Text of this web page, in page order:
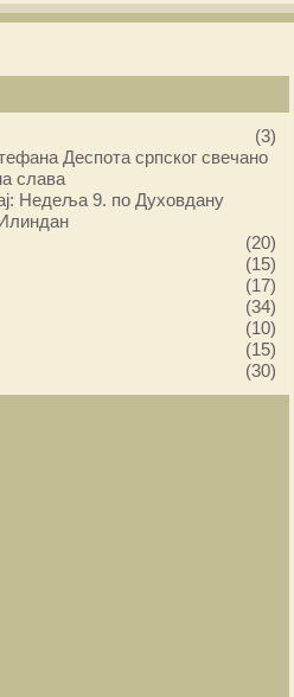
(3)
Деспота српског свечано
слава
Недеља 9. по Духовдану
(20)
(15)
(17)
(34)
(10)
(15)
(30)